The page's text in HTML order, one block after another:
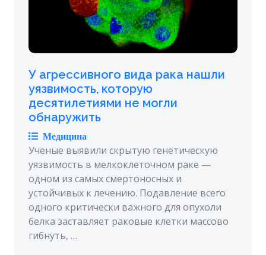
У агрессивного вида рака нашли
уязвимость, которую
десятилетиями не могли
обнаружить
Медицина
Ученые выявили скрытую генетическую
уязвимость в мелкоклеточном раке —
одном из самых смертоносных и
устойчивых к лечению. Подавление всего
одного критически важного для опухоли
белка заставляет раковые клетки массово
гибнуть, …